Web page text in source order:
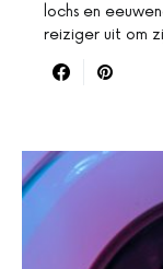
lochs en
reiziger uit om